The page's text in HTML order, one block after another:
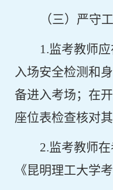
（三）严守
1.监考教师
入场安全检测和
备进入考场；在
座位表检查核对
2.监考教师
《昆明理工大学